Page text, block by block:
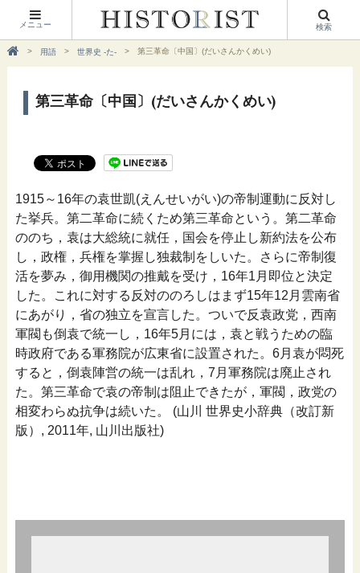
メニュー 検索
用語 世界史 -た- 第三革命〔中国〕(だいさんかくめい)
第三革命〔中国〕(だいさんかくめい)
1915～16年の袁世凱(えんせいがい)の帝制運動に反対し
た挙兵。第二革命に続くため第三革命という。第二革命
ののち，袁は大総統に就任，国会を停止し新約法を公布
し，政権，兵権を掌握し独裁制をしいた。さらに帝制復
活を夢み，御用機関の推戴を受け，16年1月即位と決定
した。これに対する反対ののろしはまず15年12月雲南省
にあがり，省の独立を宣言した。ついで反袁政党，西南
軍閥も倒袁で統一し，16年5月には，袁と戦うための臨
時政府である軍務院が広東省に設置された。6月袁が悶死
すると，倒袁陣営の統一は乱れ，7月軍務院は廃止され
た。第三革命で袁の帝制は阻止できたが，軍閥，政党の
相変わらぬ抗争は続いた。 (山川 世界史小辞典（改訂新
版）, 2011年, 山川出版社)